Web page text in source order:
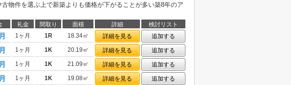
古物件を選ぶ上で新築よりも価格が下がることが多い築8年のア
礼金 間取り 面積 詳細
検討リスト
1ヶ月 1R 18.34㎡ 詳細を見る
追加する
1ヶ月 1K 20.19㎡ 詳細を見る
追加する
1ヶ月 1K 21.09㎡ 詳細を見る
追加する
1ヶ月 1K 19.08㎡ 詳細を見る
追加する